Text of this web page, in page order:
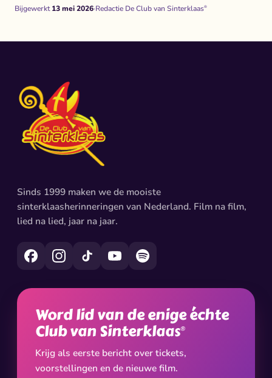
Bijgewerkt13 mei 2026·Redactie De Club van Sinterklaas®
Sinds 1999 maken we de mooiste
sinterklaasherinneringen van Nederland. Film na film,
lied na lied, jaar na jaar.
Word lid van de enige échte
Club van Sinterklaas®
Krijg als eerste bericht over tickets,
voorstellingen en de nieuwe film.